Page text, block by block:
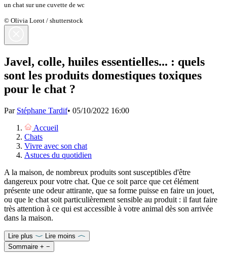
un chat sur une cuvette de wc
© Olivia Lorot / shutterstock
Javel, colle, huiles essentielles... : quels
sont les produits domestiques toxiques
pour le chat ?
Par Stéphane Tardif• 05/10/2022 16:00
Accueil
Chats
Vivre avec son chat
Astuces du quotidien
A la maison, de nombreux produits sont susceptibles d'être
dangereux pour votre chat. Que ce soit parce que cet élément
présente une odeur attirante, que sa forme puisse en faire un jouet,
ou que le chat soit particulièrement sensible au produit : il faut faire
très attention à ce qui est accessible à votre animal dès son arrivée
dans la maison.
Lire plus
Lire moins
Sommaire + −